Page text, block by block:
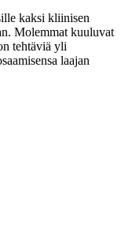
kaksi kliinisen
Molemmat kuuluvat
tehtäviä yli
laajan